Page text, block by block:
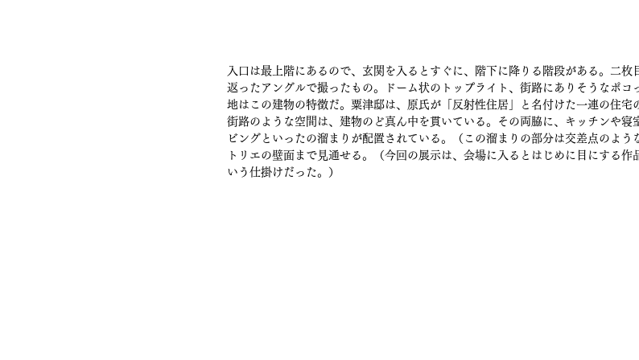
入口は最上階にあるので、玄関を入るとすぐに、階下に降りる階段がある。二枚
返ったアングルで撮ったもの。ドーム状のトップライト、街路にありそうなポコ
地はこの建物の特徴だ。粟津邸は、原氏が「反射性住居」と名付けた一連の住宅
街路のような空間は、建物のど真ん中を貫いている。その両脇に、キッチンや寝
ビングといったの溜まりが配置されている。（この溜まりの部分は交差点のよう
トリエの壁面まで見通せる。（今回の展示は、会場に入るとはじめに目にする作
いう仕掛けだった。）